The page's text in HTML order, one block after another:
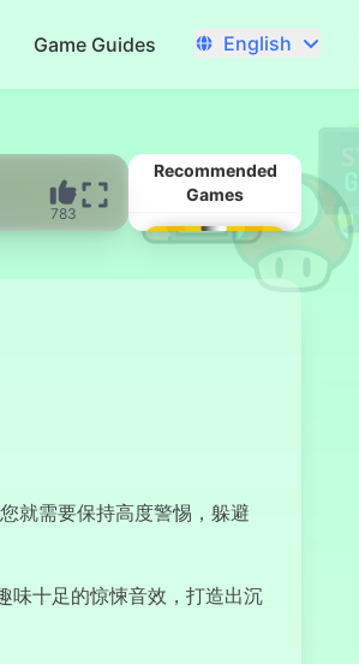
Game Guides English
783
Recommended
Games
Stack Fire Ball
就需要保持高度警惕，躲避
十足的惊悚音效，打造出沉